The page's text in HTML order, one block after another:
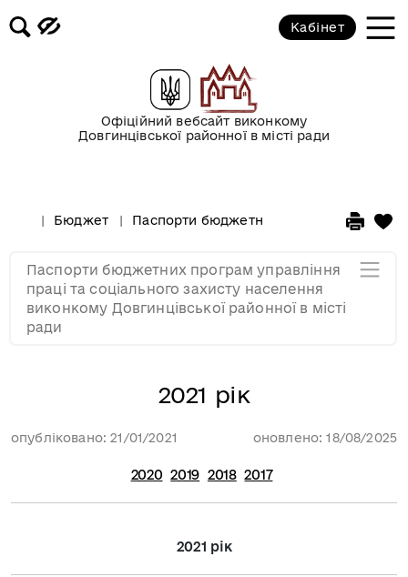
Офіційний вебсайт виконкому
Довгинцівської районної в місті ради
Кабінет
Бюджет Паспорти бюджетних програм головних
2021 рік
опубліковано: 21/01/2021 оновлено: 18/08/2025
2020 2019 2018 2017
2021 рік
Паспорти бюджетних програм управління
праці та соціального захисту населення
виконкому Довгинцівської районної в місті
ради
2018 рік
2017 рік
Мапа розділу